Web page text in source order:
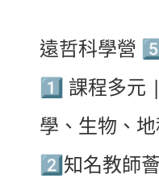
遠哲科學營
1️⃣ 課程多元
學、生物、
2️⃣知名教師